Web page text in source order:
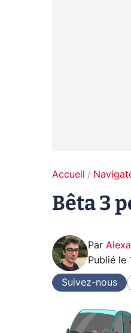
Accueil
Bêta 3
Par
Publié le
Suivez-nous